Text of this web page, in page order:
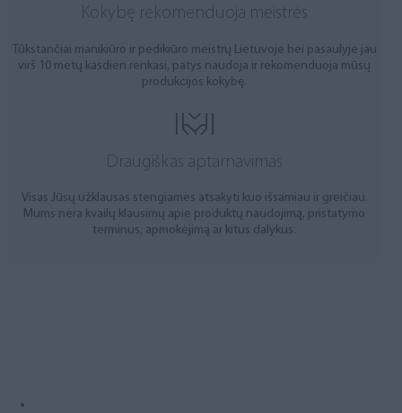
Kokybę rekomenduoja meistrės
Tūkstančiai manikiūro ir pedikiūro meistrų Lietuvoje bei pasaulyje jau
virš 10 metų kasdien renkasi, patys naudoja ir rekomenduoja mūsų
produkcijos kokybę.
Draugiškas aptarnavimas
Visas Jūsų užklausas stengiamės atsakyti kuo išsamiau ir greičiau.
Mums nėra kvailų klausimų apie produktų naudojimą, pristatymo
terminus, apmokėjimą ar kitus dalykus.